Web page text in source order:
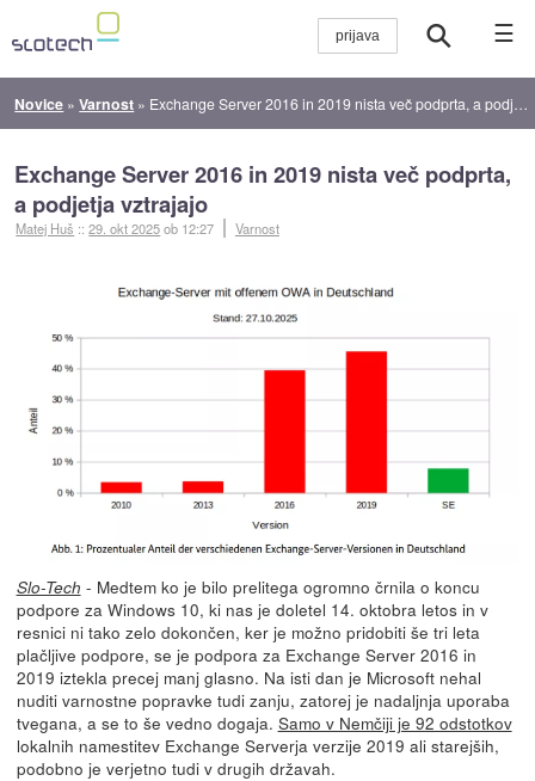
☰
Novice »Varnost » Exchange Server 2016 in 2019 nista več podprta, a podjetja vztrajajo
Exchange Server 2016 in 2019 nista več podprta,
a podjetja vztrajajo
Matej Huš ::29. okt 2025ob 12:27 Varnost
Slo-Tech - Medtem ko je bilo prelitega ogromno črnila o koncu
podpore za Windows 10, ki nas je doletel 14. oktobra letos in v
resnici ni tako zelo dokončen, ker je možno pridobiti še tri leta
plačljive podpore, se je podpora za Exchange Server 2016 in
2019 iztekla precej manj glasno. Na isti dan je Microsoft nehal
nuditi varnostne popravke tudi zanju, zatorej je nadaljnja uporaba
tvegana, a se to še vedno dogaja. Samo v Nemčiji je 92 odstotkov
lokalnih namestitev Exchange Serverja verzije 2019 ali starejših,
podobno je verjetno tudi v drugih državah.